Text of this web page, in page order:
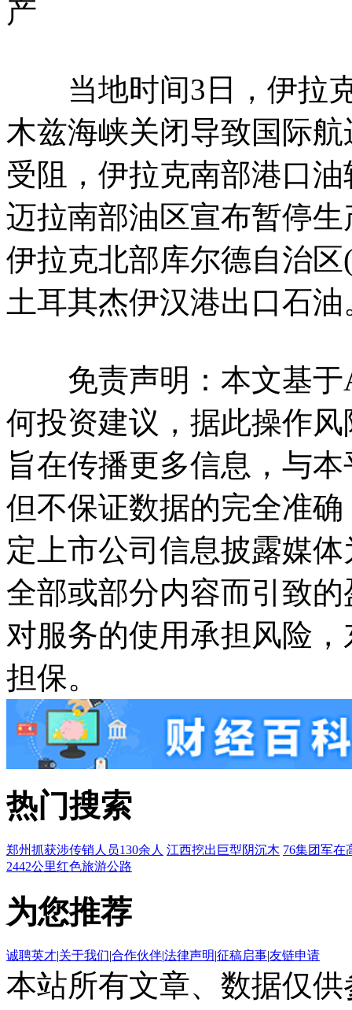
产
当地时间3日，伊拉克
木兹海峡关闭导致国际
受阻，伊拉克南部港口
迈拉南部油区宣布暂停
伊拉克北部库尔德自治
土耳其杰伊汉港出口石油
免责声明：本文基于
何投资建议，据此操作
旨在传播更多信息，与
但不保证数据的完全准
定上市公司信息披露媒
全部或部分内容而引致
对服务的使用承担风险
担保。
热门搜索
郑州抓获涉传销人员130余人 江西挖出巨型阴沉木 76集团军在
2442公里红色旅游公路
为您推荐
诚聘英才|关于我们|合作伙伴|法律声明|征稿启事|友链申请
本站所有文章、数据仅